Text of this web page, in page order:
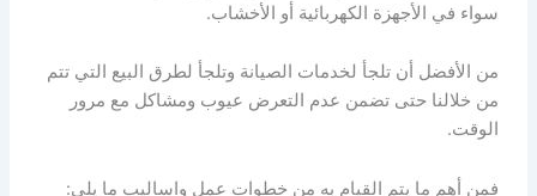
سواء في الأجهزة الكهربائية أو الأخشاب.
من الأفضل أن تلجأ لخدمات الصيانة وتلجأ لطرق البيع التي تتم
من خلالنا حتى تضمن عدم التعرض عيوب ومشاكل مع مرور
الوقت.
فمن أهم ما يتم القيام به من خطوات عمل واساليب ما يلي: